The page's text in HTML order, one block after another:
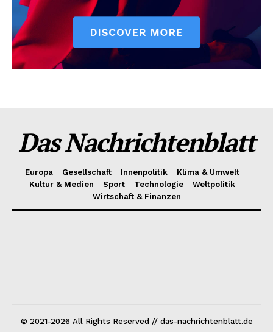
Das Nachrichtenblatt
Europa Gesellschaft Innenpolitik
Klima & Umwelt
Kultur & Medien
Sport Technologie
Weltpolitik
Wirtschaft & Finanzen
© 2021-2026 All Rights Reserved // das-nachrichtenblatt.de